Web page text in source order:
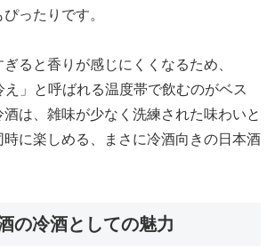
ったりです。
ると香りが感じにくくなるため、
」と呼ばれる温度帯で飲むのがベス
酒は、雑味が少なく洗練された味わいと
に楽しめる、まさに冷酒向きの日本酒
の冷酒としての魅力